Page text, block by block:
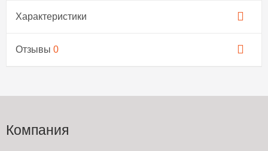
Характеристики
Отзывы 0
Компания